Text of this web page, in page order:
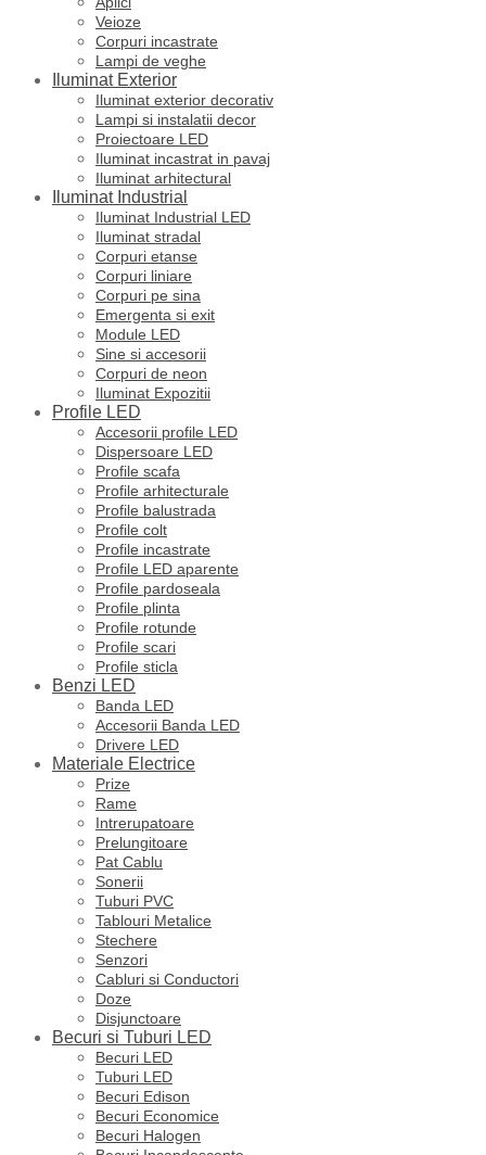
Veioze
Corpuri incastrate
Lampi de veghe
Iluminat Exterior
Iluminat exterior decorativ
Lampi si instalatii decor
Proiectoare LED
Iluminat incastrat in pavaj
Iluminat arhitectural
Iluminat Industrial
Iluminat Industrial LED
Iluminat stradal
Corpuri etanse
Corpuri liniare
Corpuri pe sina
Emergenta si exit
Module LED
Sine si accesorii
Corpuri de neon
Iluminat Expozitii
Profile LED
Accesorii profile LED
Dispersoare LED
Profile scafa
Profile arhitecturale
Profile balustrada
Profile colt
Profile incastrate
Profile LED aparente
Profile pardoseala
Profile plinta
Profile rotunde
Profile scari
Profile sticla
Benzi LED
Banda LED
Accesorii Banda LED
Drivere LED
Materiale Electrice
Prize
Rame
Intrerupatoare
Prelungitoare
Pat Cablu
Sonerii
Tuburi PVC
Tablouri Metalice
Stechere
Senzori
Cabluri si Conductori
Doze
Disjunctoare
Becuri si Tuburi LED
Becuri LED
Tuburi LED
Becuri Edison
Becuri Economice
Becuri Halogen